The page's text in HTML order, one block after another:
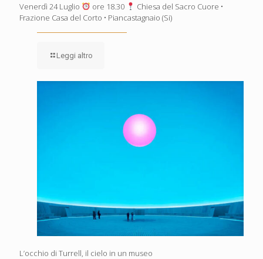
Venerdì 24 Luglio ore 18.30
Chiesa del Sacro Cuore •
Frazione Casa del Corto • Piancastagnaio (Si)
Leggi altro
L’occhio di Turrell, il cielo in un museo